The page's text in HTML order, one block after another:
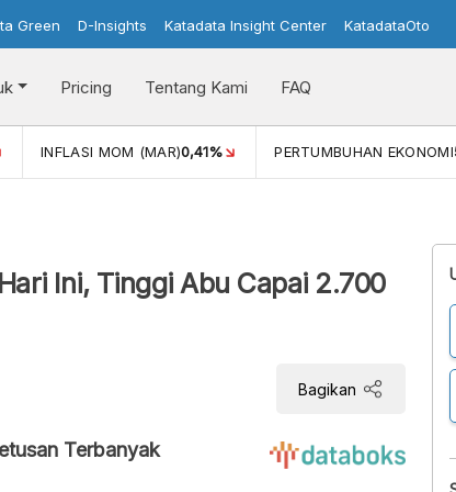
Green D-Insights Katadata Insight Center KatadataOto
Pricing Tentang Kami FAQ
INFLASI MOM (MAR)0,41% PERTUMBUHAN EKONOMI
Ini, Tinggi Abu Capai 2.700
Bagikan
Terbanyak